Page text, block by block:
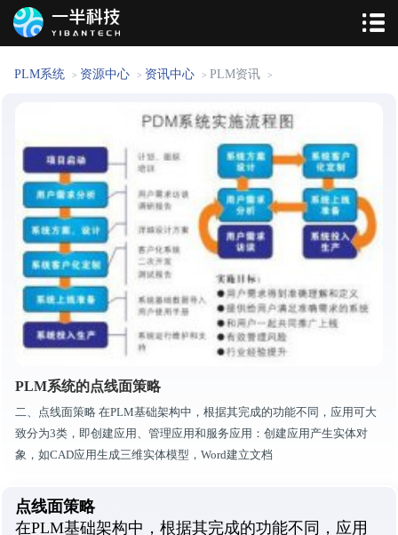
PLM系统 > 资源中心 > 资讯中心 > PLM资讯 >
PLM系统的点线面策略
二、点线面策略 在PLM基础架构中，根据其完成的功能不同，应用可大
致分为3类，即创建应用、管理应用和服务应用：创建应用产生实体对
象，如CAD应用生成三维实体模型，Word建立文档
点线面策略
在PLM基础架构中，根据其完成的功能不同，应用